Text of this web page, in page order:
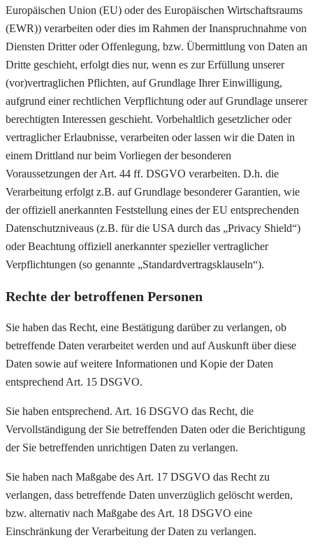
Europäischen Union (EU) oder des Europäischen Wirtschaftsraums
(EWR)) verarbeiten oder dies im Rahmen der Inanspruchnahme von
Diensten Dritter oder Offenlegung, bzw. Übermittlung von Daten an
Dritte geschieht, erfolgt dies nur, wenn es zur Erfüllung unserer
(vor)vertraglichen Pflichten, auf Grundlage Ihrer Einwilligung,
aufgrund einer rechtlichen Verpflichtung oder auf Grundlage unserer
berechtigten Interessen geschieht. Vorbehaltlich gesetzlicher oder
vertraglicher Erlaubnisse, verarbeiten oder lassen wir die Daten in
einem Drittland nur beim Vorliegen der besonderen
Voraussetzungen der Art. 44 ff. DSGVO verarbeiten. D.h. die
Verarbeitung erfolgt z.B. auf Grundlage besonderer Garantien, wie
der offiziell anerkannten Feststellung eines der EU entsprechenden
Datenschutzniveaus (z.B. für die USA durch das „Privacy Shield“)
oder Beachtung offiziell anerkannter spezieller vertraglicher
Verpflichtungen (so genannte „Standardvertragsklauseln“).
Rechte der betroffenen Personen
Sie haben das Recht, eine Bestätigung darüber zu verlangen, ob
betreffende Daten verarbeitet werden und auf Auskunft über diese
Daten sowie auf weitere Informationen und Kopie der Daten
entsprechend Art. 15 DSGVO.
Sie haben entsprechend. Art. 16 DSGVO das Recht, die
Vervollständigung der Sie betreffenden Daten oder die Berichtigung
der Sie betreffenden unrichtigen Daten zu verlangen.
Sie haben nach Maßgabe des Art. 17 DSGVO das Recht zu
verlangen, dass betreffende Daten unverzüglich gelöscht werden,
bzw. alternativ nach Maßgabe des Art. 18 DSGVO eine
Einschränkung der Verarbeitung der Daten zu verlangen.